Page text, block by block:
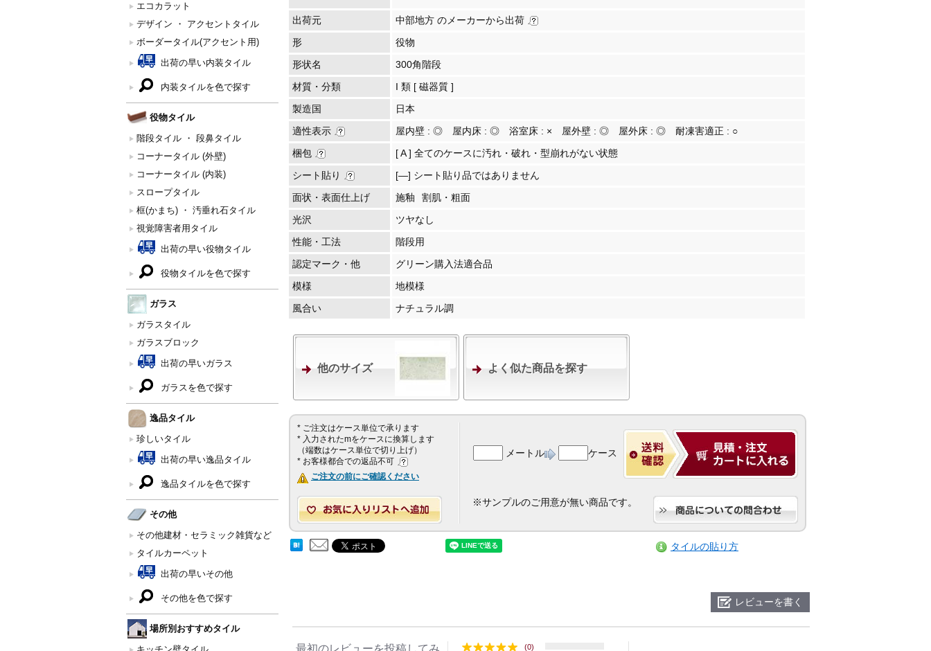
エコカラット
デザイン ・ アクセントタイル
ボーダータイル(アクセント用)
出荷の早い内装タイル
内装タイルを色で探す
役物タイル
階段タイル ・ 段鼻タイル
コーナータイル (外壁)
コーナータイル (内装)
スロープタイル
框(かまち) ・ 汚垂れ石タイル
視覚障害者用タイル
出荷の早い役物タイル
役物タイルを色で探す
ガラス
ガラスタイル
ガラスブロック
出荷の早いガラス
ガラスを色で探す
逸品タイル
珍しいタイル
出荷の早い逸品タイル
逸品タイルを色で探す
その他
その他建材・セラミック雑貨など
タイルカーペット
出荷の早いその他
その他を色で探す
場所別おすすめタイル
キッチン壁タイル
出荷元
中部地方 のメーカーから出荷
形
役物
形状名
300角階段
材質・分類
I 類 [ 磁器質 ]
製造国
日本
適性表示
屋内壁 : ◎ 屋内床 : ◎ 浴室床 : × 屋外壁 : ◎ 屋外床 : ◎ 耐凍害適正 : ○
梱包
[ A ] 全てのケースに汚れ・破れ・型崩れがない状態
シート貼り
[―] シート貼り品ではありません
面状・表面仕上げ
施釉
割肌・粗面
光沢
ツヤなし
性能・工法
階段用
認定マーク・他
グリーン購入法適合品
模様
地模様
風合い
ナチュラル調
他のサイズ よく似た商品を探す
* ご注文はケース単位で承ります
* 入力されたmをケースに換算します
（端数はケース単位で切り上げ）
* お客様都合での返品不可
ご注文の前にご確認ください
メートル ケース
※サンプルのご用意が無い商品です。
タイルの貼り方
レビューを書く
最初のレビューを投稿してみ
(0)